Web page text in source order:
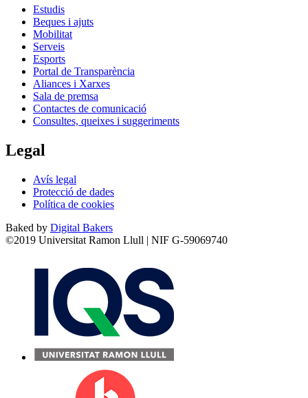
Estudis
Beques i ajuts
Mobilitat
Serveis
Esports
Portal de Transparència
Aliances i Xarxes
Sala de premsa
Contactes de comunicació
Consultes, queixes i suggeriments
Legal
Avís legal
Protecció de dades
Política de cookies
Baked by Digital Bakers
©2019 Universitat Ramon Llull | NIF G-59069740